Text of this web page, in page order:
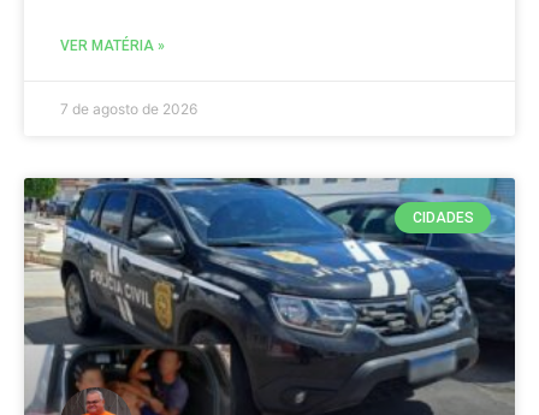
VER MATÉRIA »
7 de agosto de 2026
CIDADES